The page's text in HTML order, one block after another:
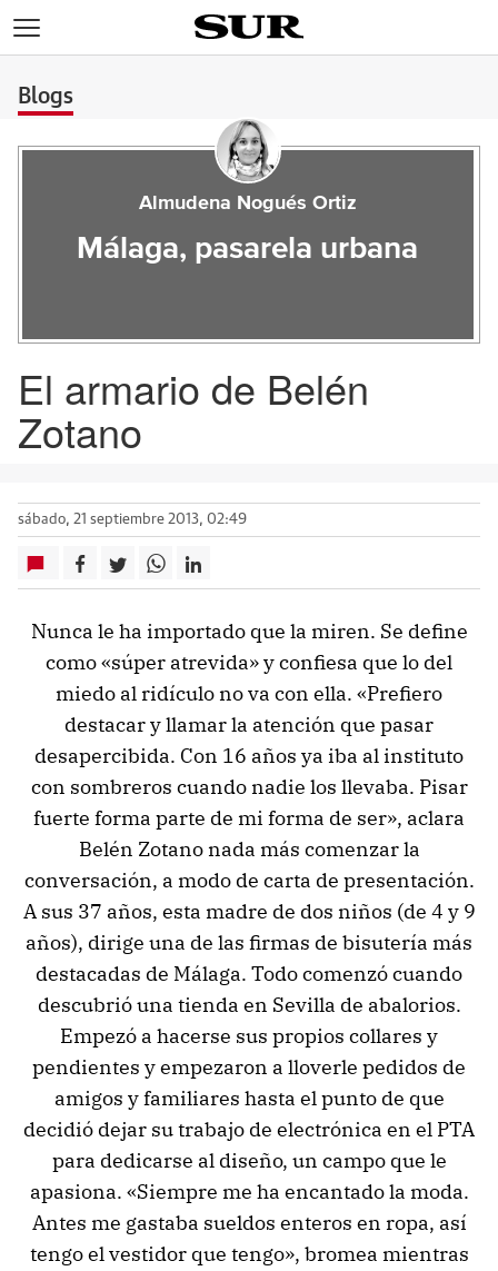
Blogs
Almudena Nogués Ortiz
Málaga, pasarela urbana
El armario de Belén
Zotano
sábado, 21 septiembre 2013, 02:49
Nunca le ha importado que la miren. Se define
como «súper atrevida» y confiesa que lo del
miedo al ridículo no va con ella. «Prefiero
destacar y llamar la atención que pasar
desapercibida. Con 16 años ya iba al instituto
con sombreros cuando nadie los llevaba. Pisar
fuerte forma parte de mi forma de ser», aclara
Belén Zotano nada más comenzar la
conversación, a modo de carta de presentación.
A sus 37 años, esta madre de dos niños (de 4 y 9
años), dirige una de las firmas de bisutería más
destacadas de Málaga. Todo comenzó cuando
descubrió una tienda en Sevilla de abalorios.
Empezó a hacerse sus propios collares y
pendientes y empezaron a lloverle pedidos de
amigos y familiares hasta el punto de que
decidió dejar su trabajo de electrónica en el PTA
para dedicarse al diseño, un campo que le
apasiona. «Siempre me ha encantado la moda.
Antes me gastaba sueldos enteros en ropa, así
tengo el vestidor que tengo», bromea mientras